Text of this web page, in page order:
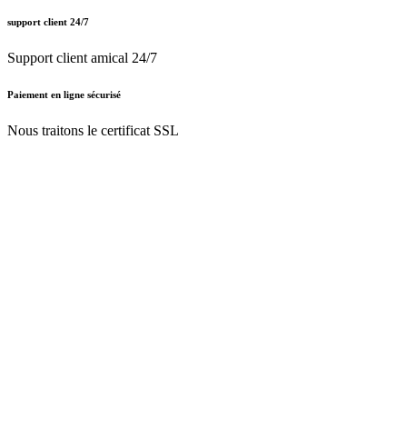
support client 24/7
Support client amical 24/7
Paiement en ligne sécurisé
Nous traitons le certificat SSL